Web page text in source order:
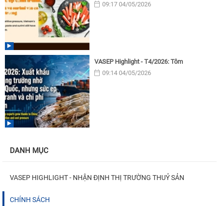
09:17 04/05/2026
VASEP Highlight - T4/2026: Tôm
09:14 04/05/2026
DANH MỤC
VASEP HIGHLIGHT - NHẬN ĐỊNH THỊ TRƯỜNG THUỶ SẢN
CHÍNH SÁCH